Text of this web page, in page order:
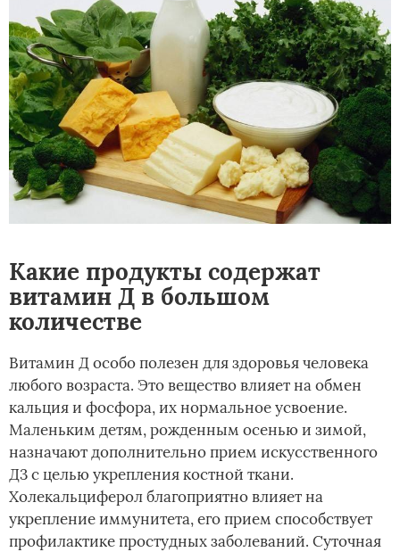
Какие продукты содержат
витамин Д в большом
количестве
Витамин Д особо полезен для здоровья человека
любого возраста. Это вещество влияет на обмен
кальция и фосфора, их нормальное усвоение.
Маленьким детям, рожденным осенью и зимой,
назначают дополнительно прием искусственного
Д3 с целью укрепления костной ткани.
Холекальциферол благоприятно влияет на
укрепление иммунитета, его прием способствует
профилактике простудных заболеваний. Суточная